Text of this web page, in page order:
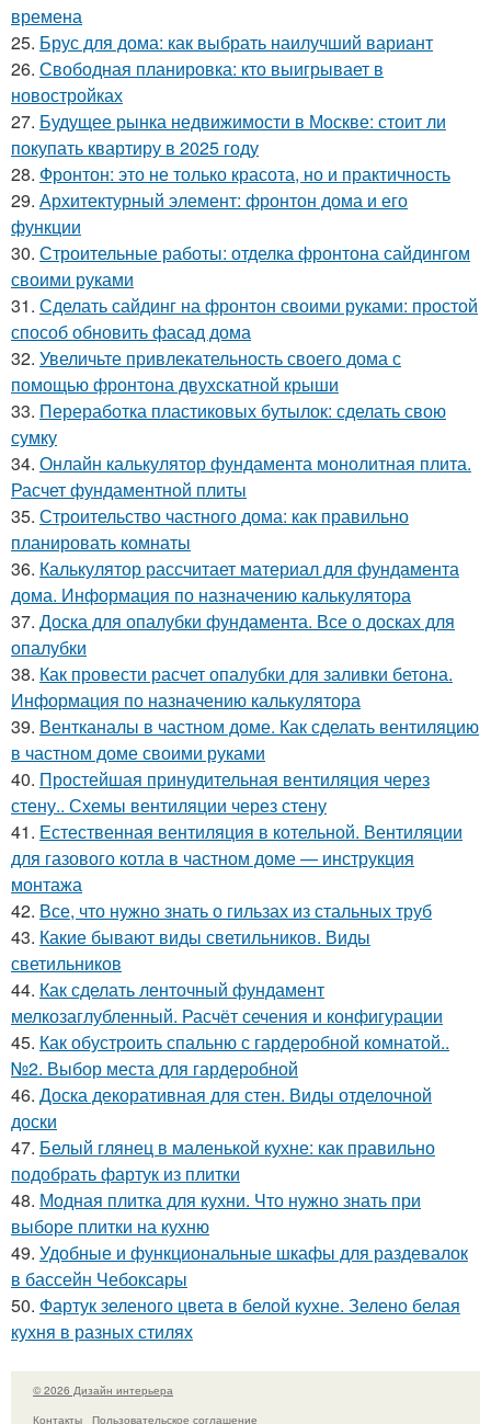
времена
25. Брус для дома: как выбрать наилучший вариант
26. Свободная планировка: кто выигрывает в
новостройках
27. Будущее рынка недвижимости в Москве: стоит ли
покупать квартиру в 2025 году
28. Фронтон: это не только красота, но и практичность
29. Архитектурный элемент: фронтон дома и его
функции
30. Строительные работы: отделка фронтона сайдингом
своими руками
31. Сделать сайдинг на фронтон своими руками: простой
способ обновить фасад дома
32. Увеличьте привлекательность своего дома с
помощью фронтона двухскатной крыши
33. Переработка пластиковых бутылок: сделать свою
сумку
34. Онлайн калькулятор фундамента монолитная плита.
Расчет фундаментной плиты
35. Строительство частного дома: как правильно
планировать комнаты
36. Калькулятор рассчитает материал для фундамента
дома. Информация по назначению калькулятора
37. Доска для опалубки фундамента. Все о досках для
опалубки
38. Как провести расчет опалубки для заливки бетона.
Информация по назначению калькулятора
39. Вентканалы в частном доме. Как сделать вентиляцию
в частном доме своими руками
40. Простейшая принудительная вентиляция через
стену.. Схемы вентиляции через стену
41. Естественная вентиляция в котельной. Вентиляции
для газового котла в частном доме — инструкция
монтажа
42. Все, что нужно знать о гильзах из стальных труб
43. Какие бывают виды светильников. Виды
светильников
44. Как сделать ленточный фундамент
мелкозаглубленный. Расчёт сечения и конфигурации
45. Как обустроить спальню с гардеробной комнатой..
№2. Выбор места для гардеробной
46. Доска декоративная для стен. Виды отделочной
доски
47. Белый глянец в маленькой кухне: как правильно
подобрать фартук из плитки
48. Модная плитка для кухни. Что нужно знать при
выборе плитки на кухню
49. Удобные и функциональные шкафы для раздевалок
в бассейн Чебоксары
50. Фартук зеленого цвета в белой кухне. Зелено белая
кухня в разных стилях
© 2026 Дизайн интерьера
Контакты
Пользовательское соглашение